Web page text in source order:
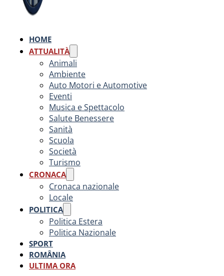
HOME
ATTUALITÀ
Animali
Ambiente
Auto Motori e Automotive
Eventi
Musica e Spettacolo
Salute Benessere
Sanità
Scuola
Società
Turismo
CRONACA
Cronaca nazionale
Locale
POLITICA
Politica Estera
Politica Nazionale
SPORT
ROMÂNIA
ULTIMA ORA